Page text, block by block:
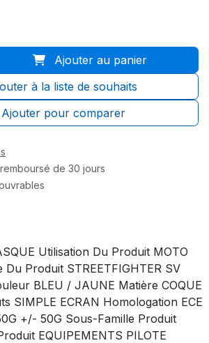
Ajouter au panier
Ajouter pour comparer
à la liste de souhaits
de 30 jours
Utilisation Du Produit MOTO
Du Produit STREETFIGHTER SV
BLEU / JAUNE Matière COQUE
SIMPLE ECRAN Homologation ECE
+/- 50G Sous-Famille Produit
EQUIPEMENTS PILOTE